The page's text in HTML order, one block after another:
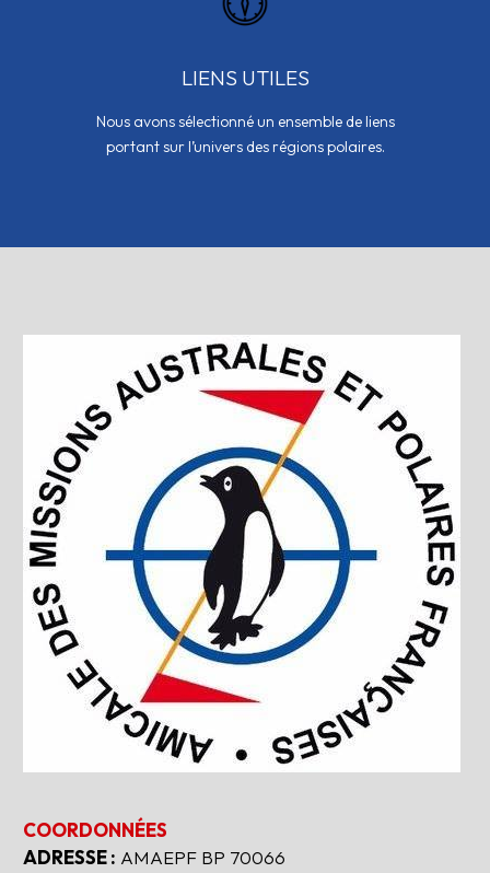
LIENS UTILES
Nous avons sélectionné un ensemble de liens
portant sur l’univers des régions polaires.
COORDONNÉES
ADRESSE : AMAEPF BP 70066